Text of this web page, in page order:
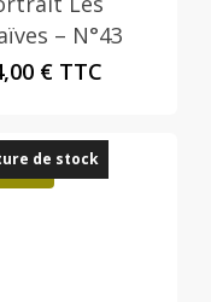
– N°43
€ TTC
de stock
!